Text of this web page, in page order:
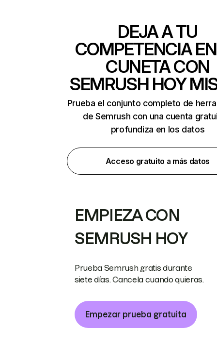
DEJA A TU
COMPETENCIA
CUNETA CON
SEMRUSH HOY
Prueba el conjunto completo de
de Semrush con una cuenta
profundiza en los datos
Acceso gratuito a más datos
EMPIEZA CON
SEMRUSH HOY
Prueba Semrush gratis durante
siete días. Cancela cuando quieras.
Empezar prueba gratuita